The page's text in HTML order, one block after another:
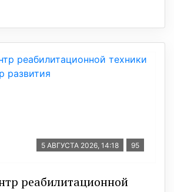
5 АВГУСТА 2026, 14:18 95
реабилитационной